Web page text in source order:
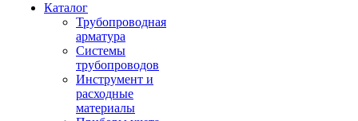
Каталог
Трубопроводная
арматура
Системы
трубопроводов
Инструмент и
расходные
материалы